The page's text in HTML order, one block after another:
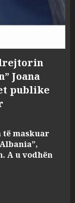
Joana
publike
të maskuar
A u vodhën